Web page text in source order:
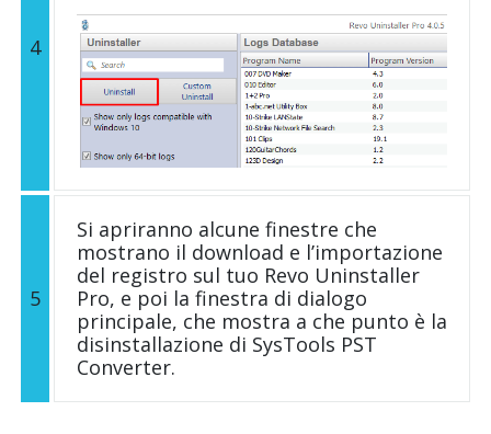
4
5
Si apriranno alcune finestre che
mostrano il download e l’importazione
del registro sul tuo Revo Uninstaller
Pro, e poi la finestra di dialogo
principale, che mostra a che punto è la
disinstallazione di SysTools PST
Converter.